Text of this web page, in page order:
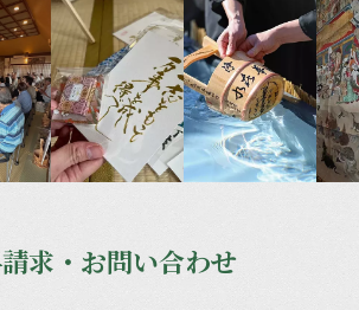
求・お問い合わせ